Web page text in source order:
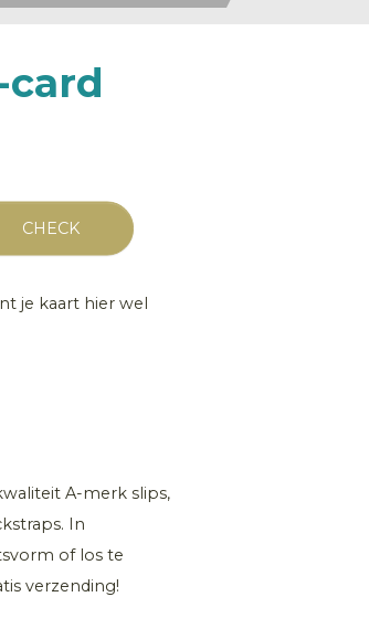
CHECK
je kaart hier wel
A-merk slips,
In
of los te
verzending!